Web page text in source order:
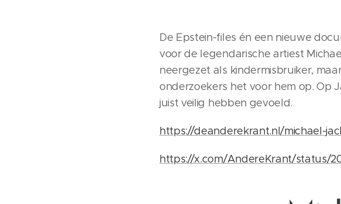
De Epstein-files én een nieuwe
voor de legendarische artiest
neergezet als kindermisbruiker,
onderzoekers het voor hem op. Op
juist veilig hebben gevoeld.
https://deanderekrant.nl/michael-
https://x.com/AndereKrant/status/